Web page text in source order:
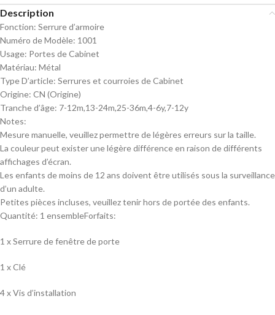
Description
Fonction: Serrure d’armoire
Numéro de Modèle: 1001
Usage: Portes de Cabinet
Matériau: Métal
Type D’article: Serrures et courroies de Cabinet
Origine: CN (Origine)
Tranche d’âge: 7-12m,13-24m,25-36m,4-6y,7-12y
Notes:
Mesure manuelle, veuillez permettre de légères erreurs sur la taille.
La couleur peut exister une légère différence en raison de différents
affichages d’écran.
Les enfants de moins de 12 ans doivent être utilisés sous la surveillance
d’un adulte.
Petites pièces incluses, veuillez tenir hors de portée des enfants.
Quantité: 1 ensembleForfaits:
1 x Serrure de fenêtre de porte
1 x Clé
4 x Vis d’installation